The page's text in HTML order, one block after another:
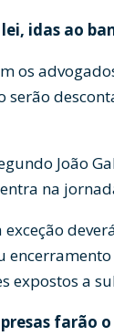
idas ao
os
serão
João
na
exceção
expostos a
farão